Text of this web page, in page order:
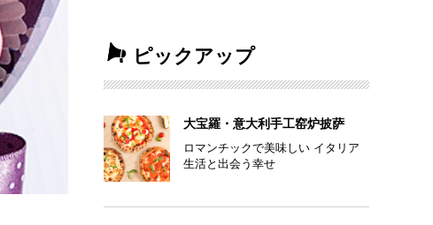
ピックアップ
大宝羅・意大利手工窑炉披萨
ロマンチックで美味しい イタリア
生活と出会う幸せ